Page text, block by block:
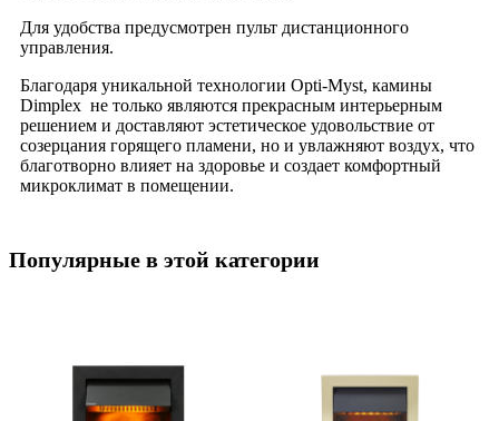
Для удобства предусмотрен пульт дистанционного
управления.
Благодаря уникальной технологии Opti-Myst, камины
Dimplex не только являются прекрасным интерьерным
решением и доставляют эстетическое удовольствие от
созерцания горящего пламени, но и увлажняют воздух, что
благотворно влияет на здоровье и создает комфортный
микроклимат в помещении.
Популярные в этой категории